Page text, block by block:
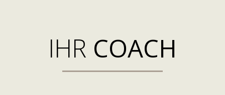
IHR COACH